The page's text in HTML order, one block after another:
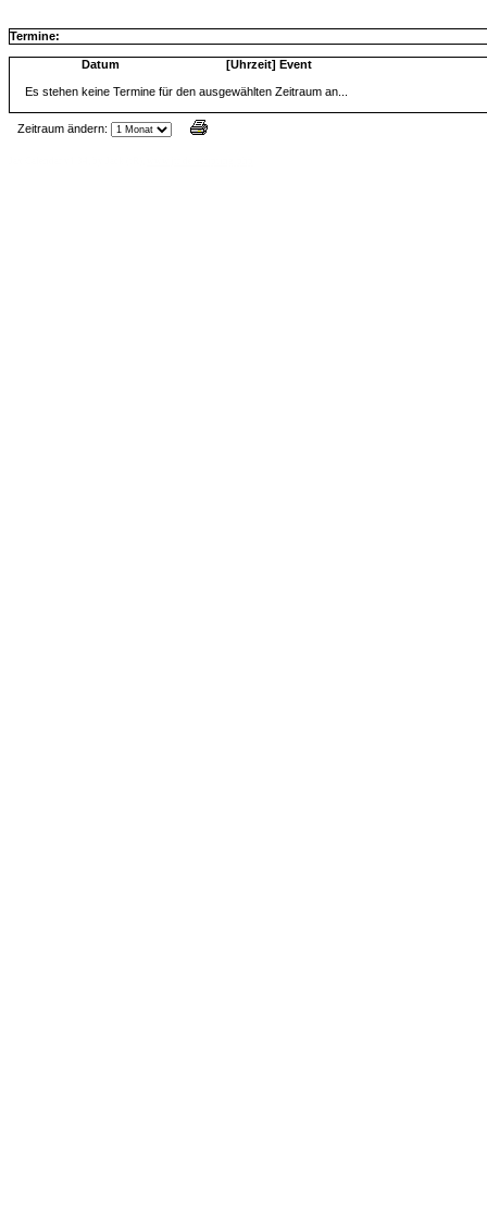
Termine:
Datum [Uhrzeit] Event
Es stehen keine Termine für den ausgewählten Zeitraum an...
Zeitraum ändern: